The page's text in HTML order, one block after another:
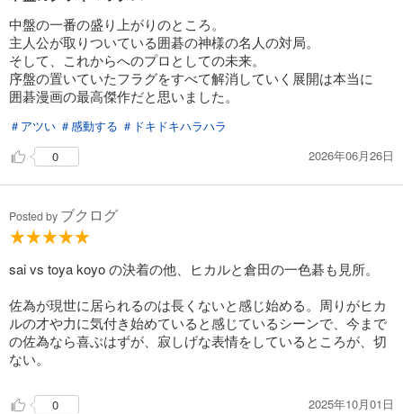
転機となるエピソードがあるのですが…これが涙なくして語れな
い…。
彼らに限らず、濃密な時間を過ごしたキャラクター同士の関係性があ
るからこそ生まれる“人間ドラマ”が、本作最大の魅力です！
中盤の一番の盛り上がりのところ。
主人公が取りついている囲碁の神様の名人の対局。
そして、これからへのプロとしての未来。
序盤の置いていたフラグをすべて解消していく展開は本当に
囲碁漫画の最高傑作だと思いました。
＃アツい ＃感動する ＃ドキドキハラハラ
0
2026年06月26日
Posted by ブクログ
sai vs toya koyo の決着の他、ヒカルと倉田の一色碁も見所。
佐為が現世に居られるのは長くないと感じ始める。周りがヒカ
ルの才や力に気付き始めていると感じているシーンで、今まで
の佐為なら喜ぶはずが、寂しげな表情をしているところが、切
ない。
0 2025年10月01日